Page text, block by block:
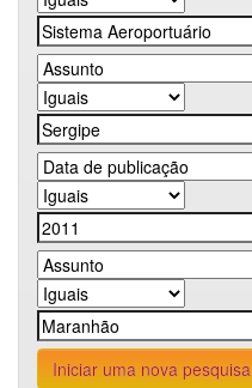
Iniciar uma nova pesquisa